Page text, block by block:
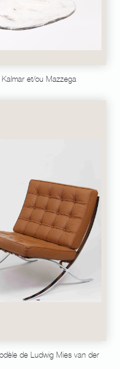
et/ou Mazzega
de Ludwig Mies van der